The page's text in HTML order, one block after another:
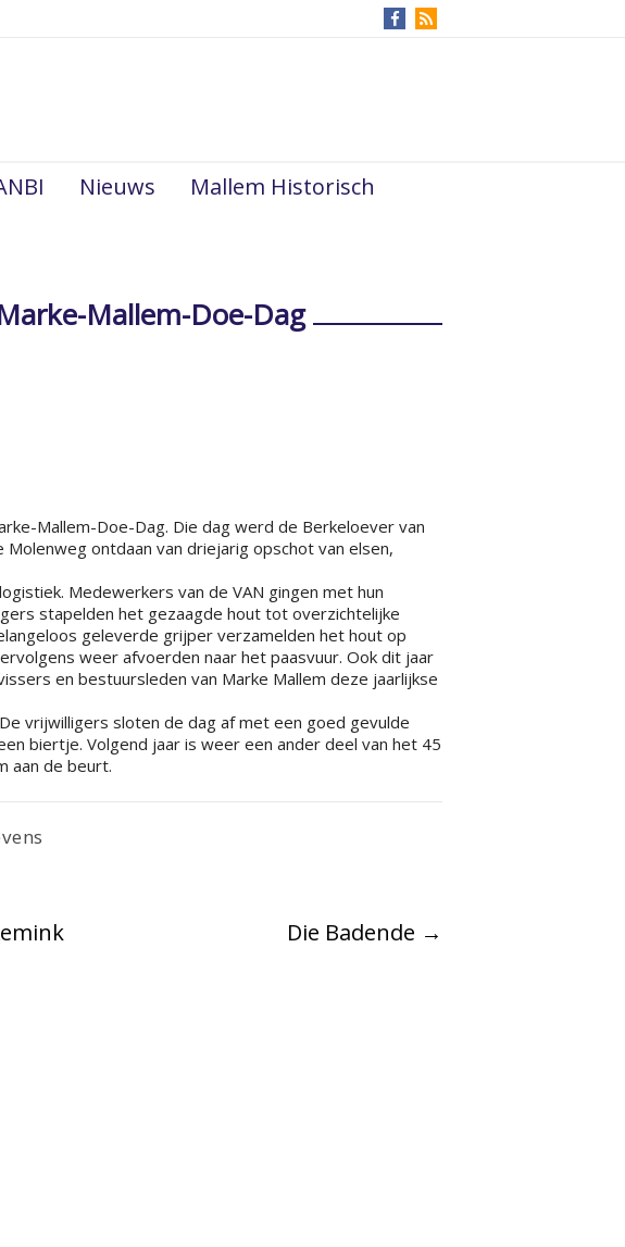
Nieuws
Mallem Historisch
Mallem-Doe-Dag
Mallem-Doe-Dag. Die dag werd de Berkeloever van
ontdaan van driejarig opschot van elsen,
Medewerkers van de VAN gingen met hun
stapelden het gezaagde hout tot overzichtelijke
geleverde grijper verzamelden het hout op
weer afvoerden naar het paasvuur. Ook dit jaar
en bestuursleden van Marke Mallem deze jaarlijkse
vrijwilligers sloten de dag af met een goed gevulde
biertje. Volgend jaar is weer een ander deel van het 45
aan de beurt.
Die Badende →